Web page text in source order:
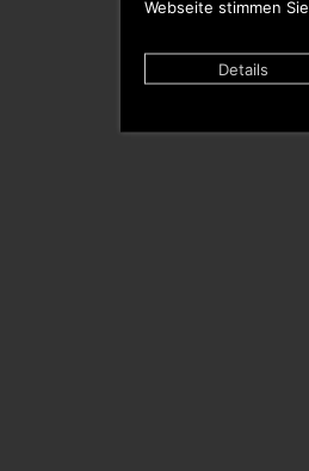
Webseite stimmen
Details